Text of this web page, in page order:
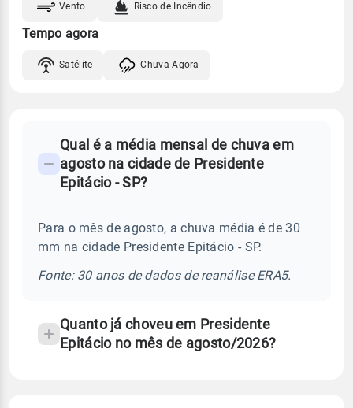
Vento Risco de Incêndio
Tempo agora
Satélite Chuva Agora
Perguntas
frequentes
chuva
temperatura
Qual é a média mensal de chuva em
agosto na cidade de Presidente
Epitácio - SP?
Para o mês de agosto, a chuva média é de 30
mm na cidade Presidente Epitácio - SP.
Fonte: 30 anos de dados de reanálise ERA5.
Quanto já choveu em Presidente
Epitácio no mês de agosto/2026?